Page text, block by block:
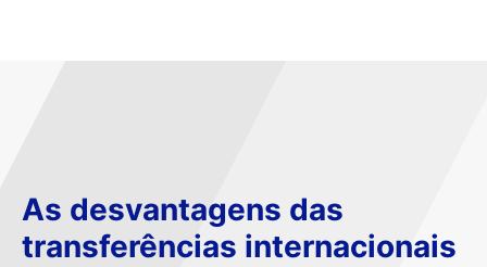
As desvantagens das
transferências internacionais